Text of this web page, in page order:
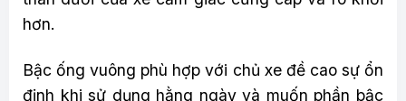
hơn.
Bậc ống vuông phù hợp với chủ xe đề cao sự ổn
định khi sử dụng hằng ngày và muốn phần bậc